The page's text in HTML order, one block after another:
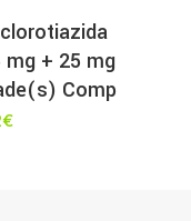
mg + 25 mg
Comp
€